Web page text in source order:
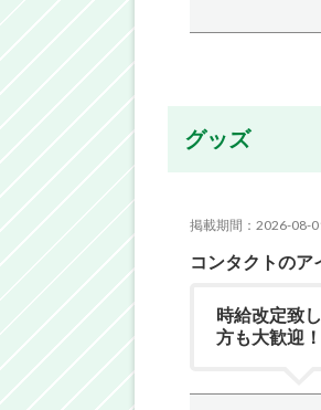
グッズ
掲載期間：2026-08-
コンタクトのア
時給改定致
方も大歓迎！